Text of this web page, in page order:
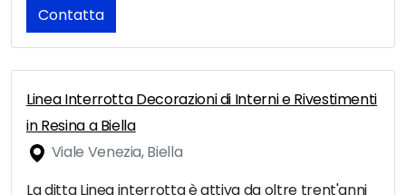
Contatta
Linea Interrotta Decorazioni di Interni e Rivestimenti
in Resina a Biella
Viale Venezia, Biella
La ditta Linea interrotta è attiva da oltre trent'anni